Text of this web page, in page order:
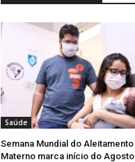
Saúde
Semana Mundial do Aleitamento
Materno marca início do Agosto